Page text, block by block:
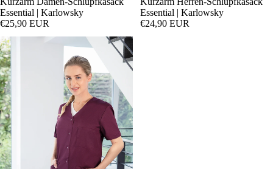
Essential | Karlowsky
€25,90 EUR
Essential | Karlowsky
€24,90 EUR